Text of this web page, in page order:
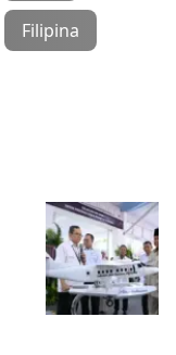
Filipina